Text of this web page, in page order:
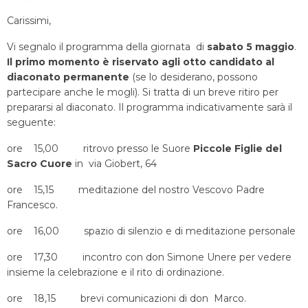
Carissimi,
Vi segnalo il programma della giornata di sabato 5 maggio.
Il primo momento è riservato agli otto candidato al
diaconato permanente (se lo desiderano, possono
partecipare anche le mogli). Si tratta di un breve ritiro per
prepararsi al diaconato. Il programma indicativamente sarà il
seguente:
ore 15,00 ritrovo presso le Suore Piccole Figlie del
Sacro Cuore in via Giobert, 64
ore 15,15 meditazione del nostro Vescovo Padre
Francesco.
ore 16,00 spazio di silenzio e di meditazione personale
ore 17,30 incontro con don Simone Unere per vedere
insieme la celebrazione e il rito di ordinazione.
ore 18,15 brevi comunicazioni di don Marco.